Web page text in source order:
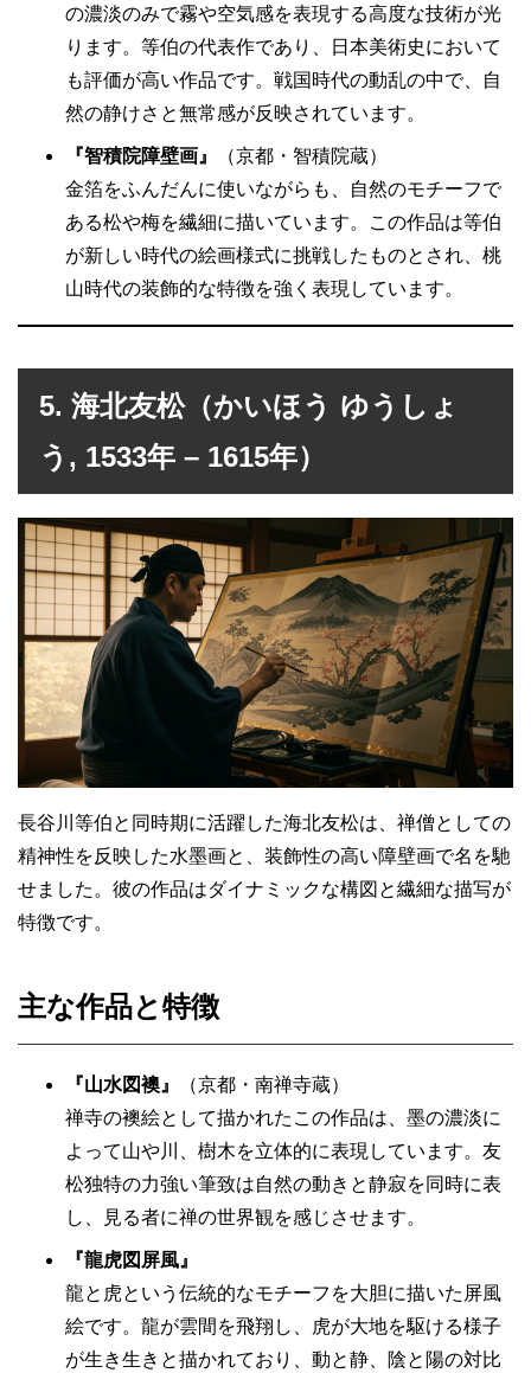
の濃淡のみで霧や空気感を表現する高度な技術が光
ります。等伯の代表作であり、日本美術史において
も評価が高い作品です。戦国時代の動乱の中で、自
然の静けさと無常感が反映されています。
『智積院障壁画』
（京都・智積院蔵）
金箔をふんだんに使いながらも、自然のモチーフで
ある松や梅を繊細に描いています。この作品は等伯
が新しい時代の絵画様式に挑戦したものとされ、桃
山時代の装飾的な特徴を強く表現しています。
5. 海北友松（かいほう ゆうしょ
う, 1533年 – 1615年）
長谷川等伯と同時期に活躍した海北友松は、禅僧としての
精神性を反映した水墨画と、装飾性の高い障壁画で名を馳
せました。彼の作品はダイナミックな構図と繊細な描写が
特徴です。
主な作品と特徴
『山水図襖』
（京都・南禅寺蔵）
禅寺の襖絵として描かれたこの作品は、墨の濃淡に
よって山や川、樹木を立体的に表現しています。友
松独特の力強い筆致は自然の動きと静寂を同時に表
し、見る者に禅の世界観を感じさせます。
『龍虎図屏風』
龍と虎という伝統的なモチーフを大胆に描いた屏風
絵です。龍が雲間を飛翔し、虎が大地を駆ける様子
が生き生きと描かれており、動と静、陰と陽の対比